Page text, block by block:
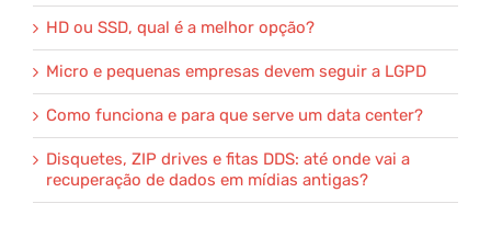
HD ou SSD, qual é a melhor opção?
Micro e pequenas empresas devem seguir a LGPD
Como funciona e para que serve um data center?
Disquetes, ZIP drives e fitas DDS: até onde vai a
recuperação de dados em mídias antigas?